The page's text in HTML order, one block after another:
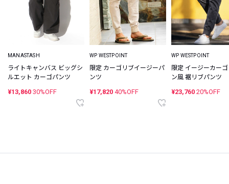
MANASTASH
ライトキャンバス ビッグシ
ルエット カーゴパンツ
¥13,860 30%OFF
WP WESTPOINT
限定 カーゴリブイージーパ
ンツ
¥17,820 40%OFF
WP WESTPOINT
限定 イージーカー
ン風 裾リブパンツ
¥23,760 20%OFF